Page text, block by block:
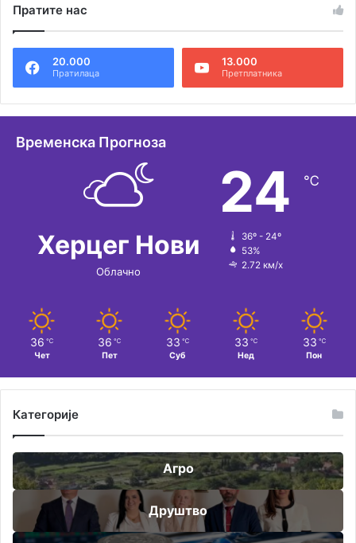
Пратите нас
20.000
Пратилаца
13.000
Претплатника
Временска Прогноза
Херцег Нови
Облачно
24 ℃
36º - 24º
53%
2.72 км/х
36 ℃
Чет
36 ℃
Пет
33 ℃
Суб
33 ℃
Нед
33 ℃
Пон
Категорије
Агро
Друштво